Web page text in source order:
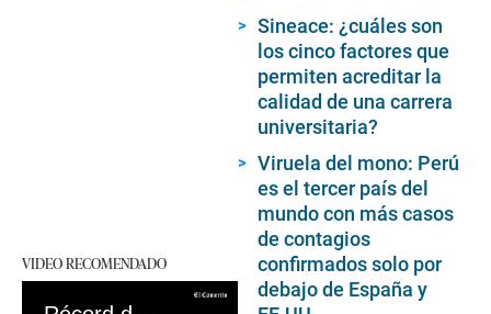
VIDEO RECOMENDADO
Sineace: ¿cuáles son
los cinco factores que
permiten acreditar la
calidad de una carrera
universitaria?
Viruela del mono: Perú
es el tercer país del
mundo con más casos
de contagios
confirmados solo por
debajo de España y